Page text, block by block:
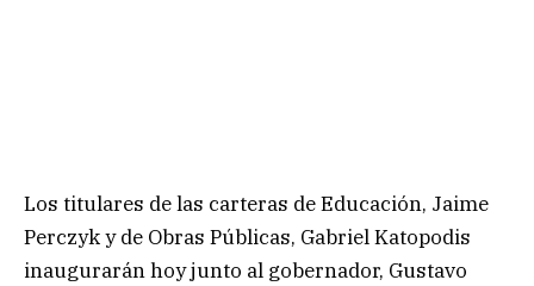
Los titulares de las carteras de Educación, Jaime
Perczyk y de Obras Públicas, Gabriel Katopodis
inaugurarán hoy junto al gobernador, Gustavo